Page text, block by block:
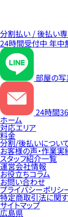
分割払い / 後払い
24時間受付中 年中
部屋の写
24時間
ホーム
対応エリア
料金
分割/後払いについ
お客様の声・作業
スタッフ紹介一覧
運営会社情報
お役立ちコラム
お問い合わせ
プライバシーポリシ
特定商取引法に関
サイトマップ
広島県